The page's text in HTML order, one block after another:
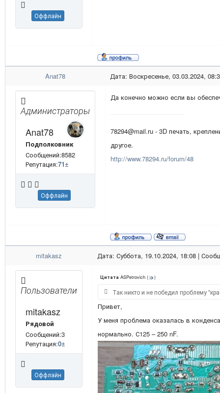
Оффлайн
Anat78 Дата: Воскресенье, 03.03.2024,
Администраторы
Anat78
Подполковник
Сообщений:8582
Репутация:71±
Оффлайн
Да конечно можно если вы
78294@mail.ru - 3D печать,
другое.
http://www.78294.ru/forum/48
mitakasz Дата: Суббота, 19.10.2024, 18:08 |
Пользователи
mitakasz
Рядовой
Сообщений:3
Репутация:0±
Оффлайн
Цитата ASPetrovich ( )
Так никто и не победил проблему
Привет,
У меня проблема оказалась в
нормально. С125 – 250 nF.